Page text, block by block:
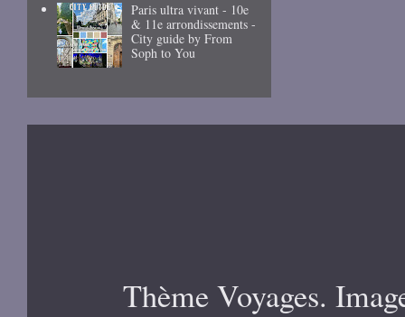
Paris ultra vivant - 10e
& 11e arrondissements -
City guide by From
Soph to You
Thème Voyages.